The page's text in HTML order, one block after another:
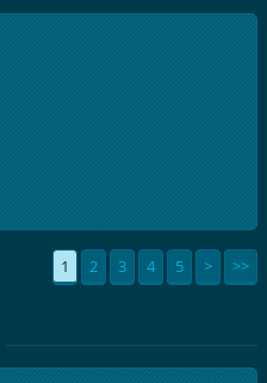
1 2 3 4 5 > >>